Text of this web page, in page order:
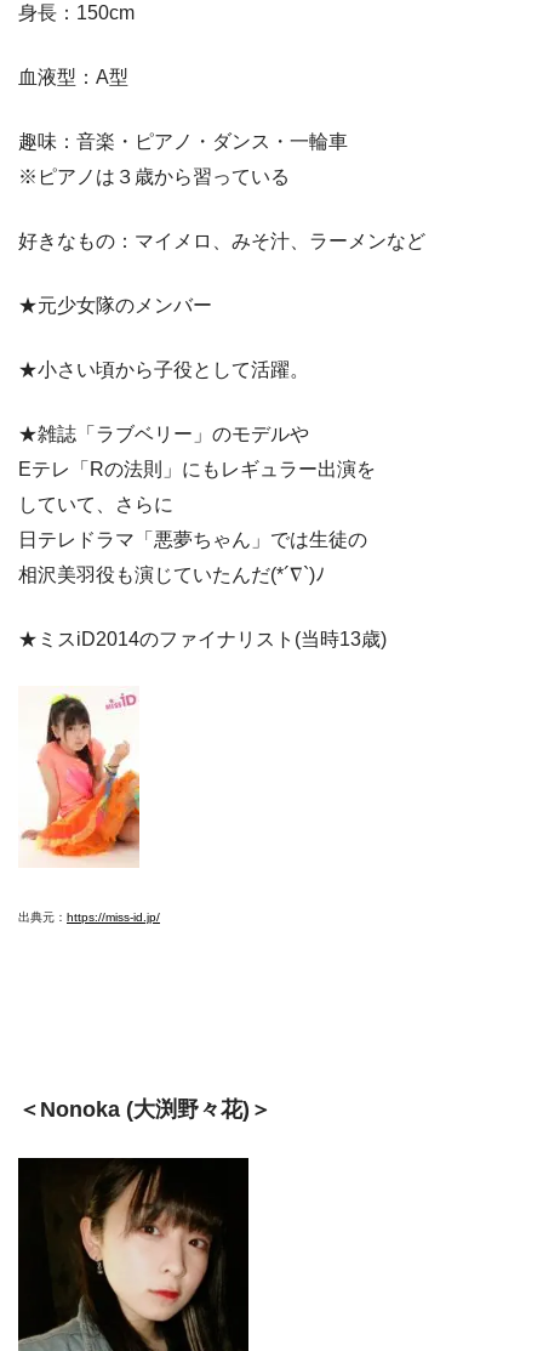
身長：150cm
血液型：A型
趣味：音楽・ピアノ・ダンス・一輪車
※ピアノは３歳から習っている
好きなもの：マイメロ、みそ汁、ラーメンなど
★元少女隊のメンバー
★小さい頃から子役として活躍。
★雑誌「ラブベリー」のモデルや
Eテレ「Rの法則」にもレギュラー出演を
していて、さらに
日テレドラマ「悪夢ちゃん」では生徒の
相沢美羽役も演じていたんだ(*´∇`)ﾉ
★ミスiD2014のファイナリスト(当時13歳)
出典元： https://miss-id.jp/
＜Nonoka (大渕野々花)＞